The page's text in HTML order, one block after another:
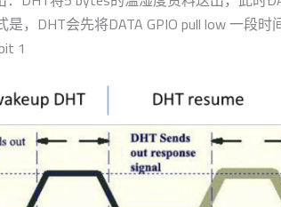
，DHT会先将DATA GPIO pull low 一段
1